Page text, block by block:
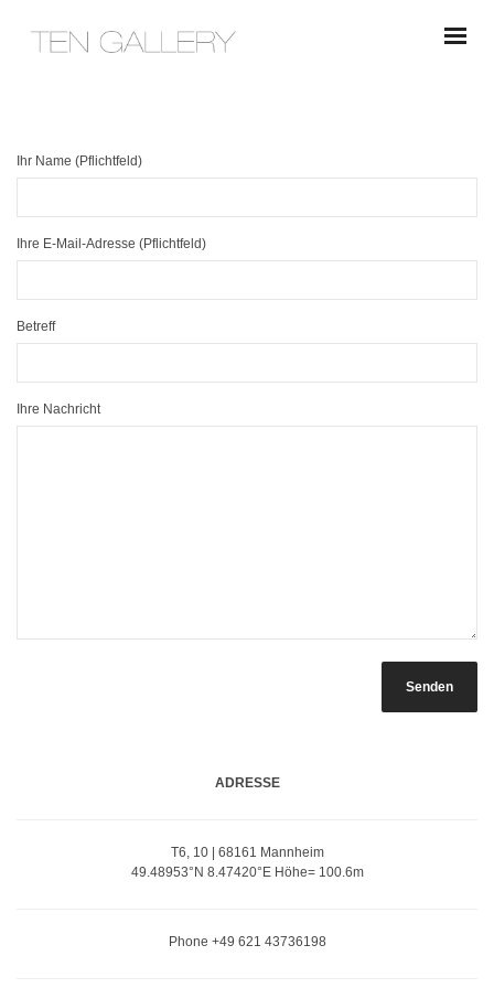
Ihr Name (Pflichtfeld)
Ihre E-Mail-Adresse (Pflichtfeld)
Betreff
Ihre Nachricht
ADRESSE
T6, 10 | 68161 Mannheim
49.48953°N 8.47420°E Höhe= 100.6m
Phone +49 621 43736198